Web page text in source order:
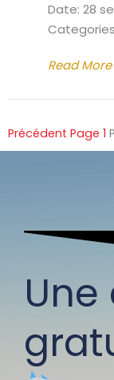
Date: 28
Read More
Précédent Page 1